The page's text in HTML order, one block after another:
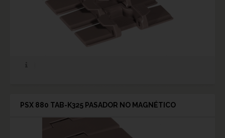
PSX 880 TAB-K325 PASADOR NO MAGNÉTICO